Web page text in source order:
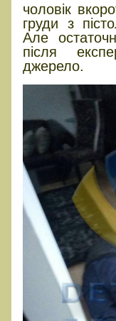
чоловік
груди з
Але
після
джерело.